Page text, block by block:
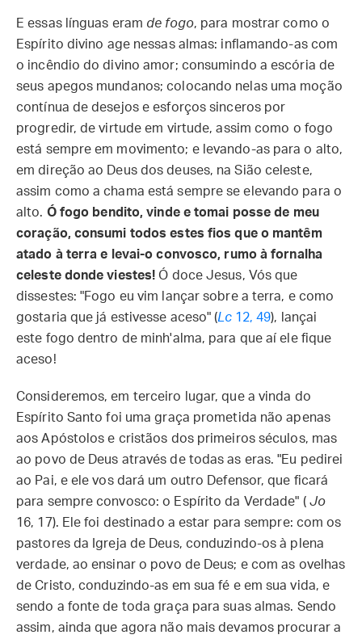
E essas línguas eram de fogo, para mostrar como o
Espírito divino age nessas almas: inflamando-as com
o incêndio do divino amor; consumindo a escória de
seus apegos mundanos; colocando nelas uma moção
contínua de desejos e esforços sinceros por
progredir, de virtude em virtude, assim como o fogo
está sempre em movimento; e levando-as para o alto,
em direção ao Deus dos deuses, na Sião celeste,
assim como a chama está sempre se elevando para o
alto. Ó fogo bendito, vinde e tomai posse de meu
coração, consumi todos estes fios que o mantêm
atado à terra e levai-o convosco, rumo à fornalha
celeste donde viestes! Ó doce Jesus, Vós que
dissestes: "Fogo eu vim lançar sobre a terra, e como
gostaria que já estivesse aceso" (Lc12, 49), lançai
este fogo dentro de minh'alma, para que aí ele fique
aceso!
Consideremos, em terceiro lugar, que a vinda do
Espírito Santo foi uma graça prometida não apenas
aos Apóstolos e cristãos dos primeiros séculos, mas
ao povo de Deus através de todas as eras. "Eu pedirei
ao Pai, e ele vos dará um outro Defensor, que ficará
para sempre convosco: o Espírito da Verdade" ( Jo
16, 17). Ele foi destinado a estar para sempre: com os
pastores da Igreja de Deus, conduzindo-os à plena
verdade, ao ensinar o povo de Deus; e com as ovelhas
de Cristo, conduzindo-as em sua fé e em sua vida, e
sendo a fonte de toda graça para suas almas. Sendo
assim, ainda que agora não mais devamos procurar a